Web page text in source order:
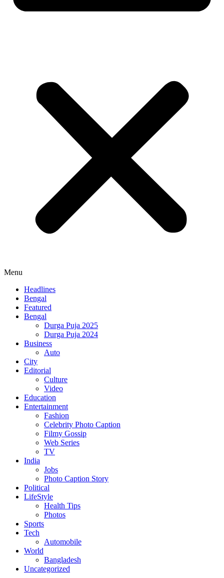
Menu
Headlines
Bengal
Featured
Bengal
Durga Puja 2025
Durga Puja 2024
Business
Auto
City
Editorial
Culture
Video
Education
Entertainment
Fashion
Celebrity Photo Caption
Filmy Gossip
Web Series
TV
India
Jobs
Photo Caption Story
Political
LifeStyle
Health Tips
Photos
Sports
Tech
Automobile
World
Bangladesh
Uncategorized